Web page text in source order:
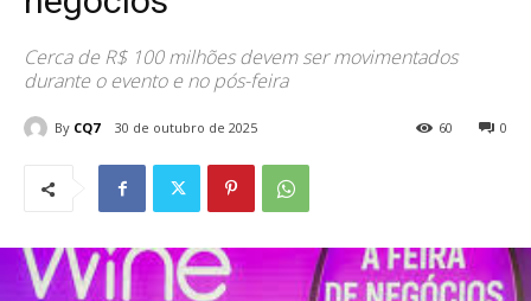
Cerca de R$ 100 milhões devem ser movimentados
durante o evento e no pós-feira
By CQ7 30 de outubro de 2025 0
60